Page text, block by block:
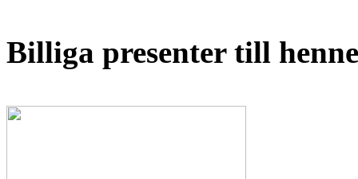
Billiga presenter till